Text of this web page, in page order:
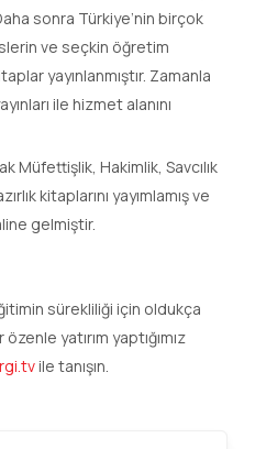
sonra Türkiye’nin birçok
ve seçkin öğretim
yayınlanmıştır. Zamanla
ile hizmet alanını
Müfettişlik, Hakimlik, Savcılık
kitaplarını yayımlamış ve
gelmiştir.
sürekliliği için oldukça
yatırım yaptığımız
ile tanışın.